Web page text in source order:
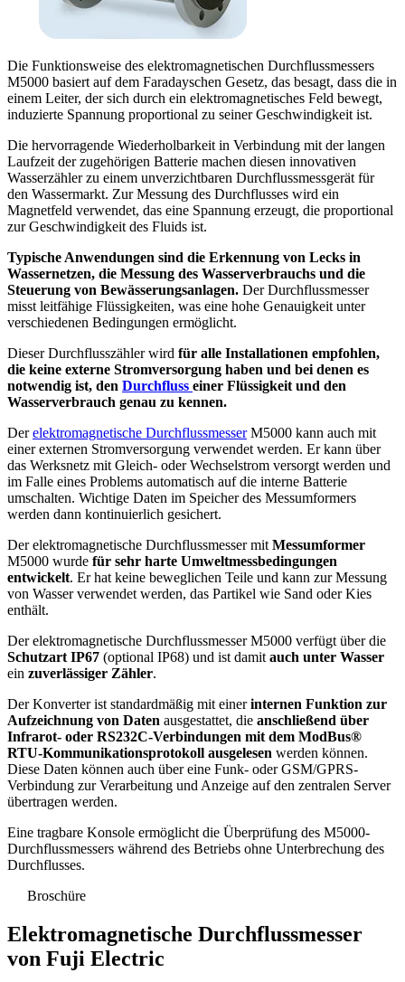
Die Funktionsweise des elektromagnetischen Durchflussmessers
M5000 basiert auf dem Faradayschen Gesetz, das besagt, dass die in
einem Leiter, der sich durch ein elektromagnetisches Feld bewegt,
induzierte Spannung proportional zu seiner Geschwindigkeit ist.
Die hervorragende Wiederholbarkeit in Verbindung mit der langen
Laufzeit der zugehörigen Batterie machen diesen innovativen
Wasserzähler zu einem unverzichtbaren Durchflussmessgerät für
den Wassermarkt. Zur Messung des Durchflusses wird ein
Magnetfeld verwendet, das eine Spannung erzeugt, die proportional
zur Geschwindigkeit des Fluids ist.
Typische Anwendungen sind die Erkennung von Lecks in
Wassernetzen, die Messung des Wasserverbrauchs und die
Steuerung von Bewässerungsanlagen. Der Durchflussmesser
misst leitfähige Flüssigkeiten, was eine hohe Genauigkeit unter
verschiedenen Bedingungen ermöglicht.
Dieser Durchflusszähler wird für alle Installationen empfohlen,
die keine externe Stromversorgung haben und bei denen es
notwendig ist, den Durchfluss einer Flüssigkeit und den
Wasserverbrauch genau zu kennen.
Derelektromagnetische DurchflussmesserM5000 kann auch mit
einer externen Stromversorgung verwendet werden. Er kann über
das Werksnetz mit Gleich- oder Wechselstrom versorgt werden und
im Falle eines Problems automatisch auf die interne Batterie
umschalten. Wichtige Daten im Speicher des Messumformers
werden dann kontinuierlich gesichert.
Der elektromagnetische Durchflussmesser mit Messumformer
M5000 wurde für sehr harte Umweltmessbedingungen
entwickelt. Er hat keine beweglichen Teile und kann zur Messung
von Wasser verwendet werden, das Partikel wie Sand oder Kies
enthält.
Der elektromagnetische Durchflussmesser M5000 verfügt über die
Schutzart IP67 (optional IP68) und ist damit auch unter Wasser
ein zuverlässiger Zähler.
Der Konverter ist standardmäßig mit einerinternen Funktion zur
Aufzeichnung von Daten ausgestattet, die anschließend über
Infrarot- oder RS232C-Verbindungen mit dem ModBus®
RTU-Kommunikationsprotokoll ausgelesen werden können.
Diese Daten können auch über eine Funk- oder GSM/GPRS-
Verbindung zur Verarbeitung und Anzeige auf den zentralen Server
übertragen werden.
Eine tragbare Konsole ermöglicht die Überprüfung des M5000-
Durchflussmessers während des Betriebs ohne Unterbrechung des
Durchflusses.
Broschüre
Elektromagnetische Durchflussmesser
von Fuji Electric